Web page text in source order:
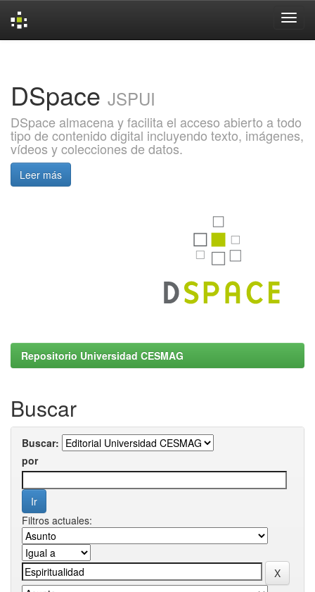
DSpace JSPUI
DSpace almacena y facilita el acceso abierto a todo
tipo de contenido digital incluyendo texto, imágenes,
vídeos y colecciones de datos.
Leer más
Repositorio Universidad CESMAG
Buscar
Buscar:
por
Filtros actuales: